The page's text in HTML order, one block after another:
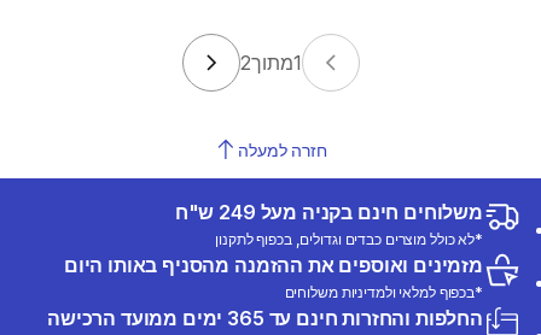
1מתוך2
חזרה למעלה
משלוחים חינם בקניה מעל 249 ש"ח
*לא כולל מוצרים כבדים וגדולים, בכפוף לתקנון
מזמינים ואוספים את ההזמנה מהסניף באותו היום
*בכפוף למלאי ולמדיניות משלוחים
החלפות והחזרות חינם עד 365 ימים ממועד הרכישה